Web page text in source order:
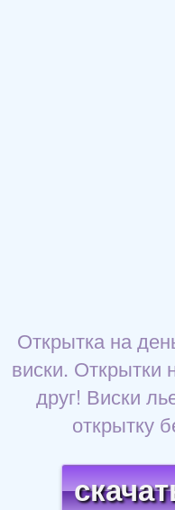
Открытка на
виски. Открытки
друг! Виски
открытку